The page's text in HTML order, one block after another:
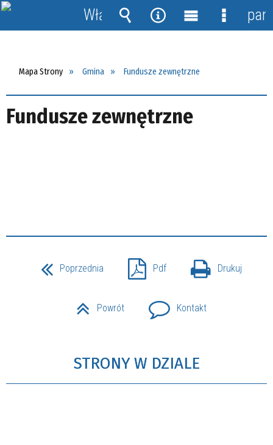
Mapa Strony Gmina Fundusze zewnętrzne
Fundusze zewnętrzne
Poprzednia Pdf Drukuj
Powrót Kontakt
STRONY W DZIALE
Włącz
powiadomienia
Wyszukiwarka
Narzędzia
MenuMenu